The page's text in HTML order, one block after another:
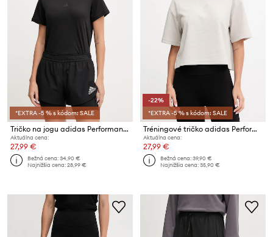
*EXTRA -5 % s kódom: SALE
Tričko na jogu adidas Performance Motion
Aktuálna cena:
27,99 €
Bežná cena:34,90 €
Najnižšia cena:28,99 €
-22%
*EXTRA -5 % s kódom: SALE
Tréningové tričko adidas Performance Motion
Aktuálna cena:
27,99 €
Bežná cena:39,90 €
Najnižšia cena:35,90 €